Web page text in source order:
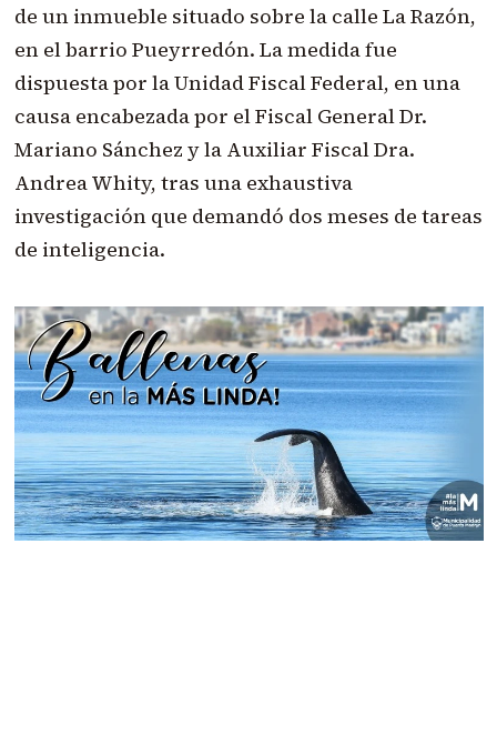
de un inmueble situado sobre la calle La Razón,
en el barrio Pueyrredón. La medida fue
dispuesta por la Unidad Fiscal Federal, en una
causa encabezada por el Fiscal General Dr.
Mariano Sánchez y la Auxiliar Fiscal Dra.
Andrea Whity, tras una exhaustiva
investigación que demandó dos meses de tareas
de inteligencia.